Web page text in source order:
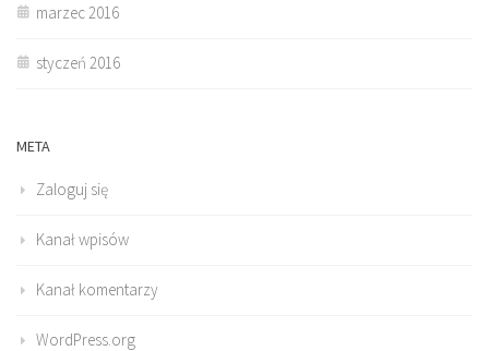
marzec 2016
styczeń 2016
META
Zaloguj się
Kanał wpisów
Kanał komentarzy
WordPress.org